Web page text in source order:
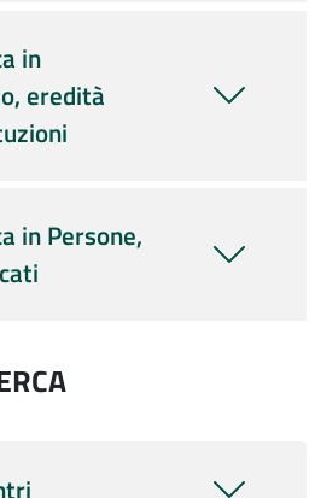
in
eredità
in Persone,